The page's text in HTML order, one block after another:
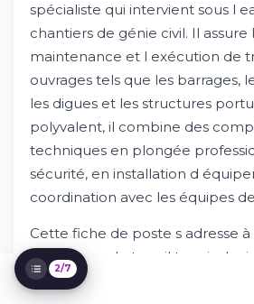
Présentation du métier et missions
principales
Essayez Whileresume
Compétences et qualifications
Parcours et formation
Environnement de travail et
d'évolution
Rémunération et avantages
Comment postuler et processus de
2/7
spécialiste qui intervient sous l
chantiers de génie civil. Il assure
maintenance et l exécution de
ouvrages tels que les barrages,
les digues et les structures
polyvalent, il combine des
techniques en plongée
sécurité, en installation d
coordination avec les équipes
Cette fiche de poste s adresse
motivés par le travail terrain, la
sécurité. Si vous aimez les défis